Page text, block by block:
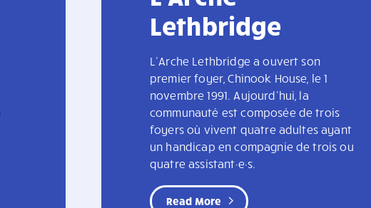
Lethbridge
L’Arche Lethbridge a ouvert son
premier foyer, Chinook House, le 1
novembre 1991. Aujourd'hui, la
communauté est composée de trois
foyers où vivent quatre adultes ayant
un handicap en compagnie de trois ou
quatre assistant·e·s.
Read More